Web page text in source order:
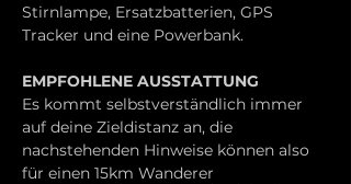
Stirnlampe, Ersatzbatterien, GPS
Tracker und eine Powerbank.
EMPFOHLENE AUSSTATTUNG
Es kommt selbstverständlich immer
auf deine Zieldistanz an, die
nachstehenden Hinweise können also
für einen 15km Wanderer